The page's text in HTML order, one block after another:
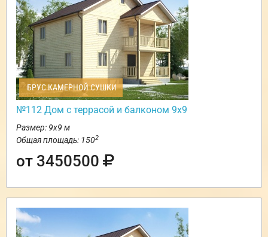
БРУС КАМЕРНОЙ СУШКИ
№112 Дом с террасой и балконом 9х9
Размер: 9х9 м
Общая площадь: 1502
от 3450500